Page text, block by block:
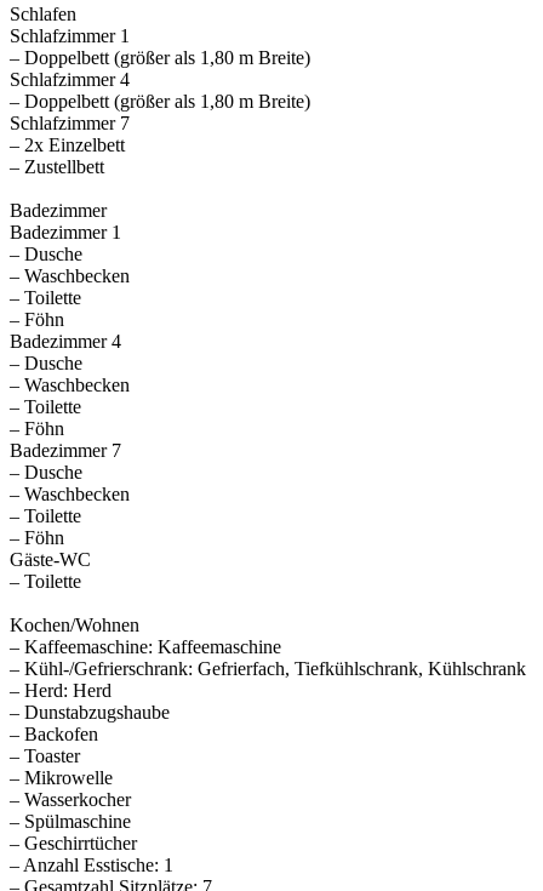
Schlafen
Schlafzimmer 1
– Doppelbett (größer als 1,80 m Breite)
Schlafzimmer 4
– Doppelbett (größer als 1,80 m Breite)
Schlafzimmer 7
– 2x Einzelbett
– Zustellbett
Badezimmer
Badezimmer 1
– Dusche
– Waschbecken
– Toilette
– Föhn
Badezimmer 4
– Dusche
– Waschbecken
– Toilette
– Föhn
Badezimmer 7
– Dusche
– Waschbecken
– Toilette
– Föhn
Gäste-WC
– Toilette
Kochen/Wohnen
– Kaffeemaschine: Kaffeemaschine
– Kühl-/Gefrierschrank: Gefrierfach, Tiefkühlschrank, Kühlschrank
– Herd: Herd
– Dunstabzugshaube
– Backofen
– Toaster
– Mikrowelle
– Wasserkocher
– Spülmaschine
– Geschirrtücher
– Anzahl Esstische: 1